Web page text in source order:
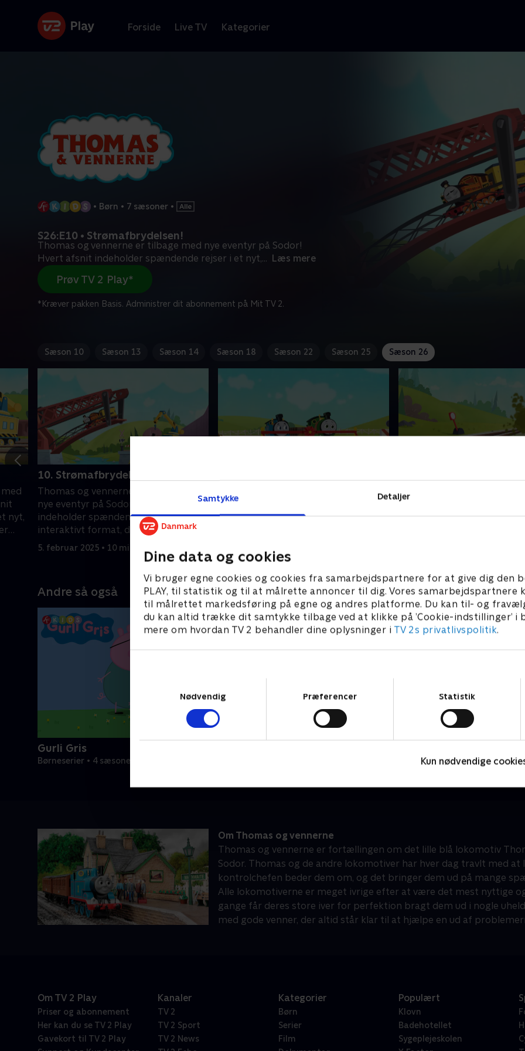
Samtykke Detaljer
Dine data og cookies
Vi bruger egne cookies og cookies fra samarbejdspartnere for at give dig den
PLAY, til statistik og til at målrette annoncer til dig. Vores samarbejdspartnere
til målrettet markedsføring på egne og andres platforme. Du kan til- og
du kan altid trække dit samtykke tilbage ved at klikke på ’Cookie-indstillinger’ i
mere om hvordan TV 2 behandler dine oplysninger i TV 2s privatlivspolitik.
Nødvendig
Præferencer Statistik
Kun nødvendige
Forside Live TV Kategorier
• Børn • 7 sæsoner •
S26:E10 • Strømafbrydelsen!
Thomas og vennerne er tilbage med nye eventyr på Sodor!
Hvert afsnit indeholder spændende rejser i et nyt,... Læs mere
Prøv TV 2 Play*
*Kræver pakken Basis. Administrer dit abonnement på Mit TV 2.
Sæson 10 Sæson 13 Sæson 14 Sæson 18 Sæson 22 Sæson 25 Sæson 26
nyt,
10. Strømafbrydelsen!
Thomas og vennerne er tilbage med
nye eventyr på Sodor! Hvert afsnit
indeholder spændende rejser i et nyt,
interaktivt format, der engagerer
børnene.
5. februar 2025 • 10 min
Thomas og vennerne er tilbage med
nye eventyr på Sodor! Hvert afsnit
indeholder spændende rejser i et nyt,
Thomas og vennerne er
nye eventyr på Sodor! Hvert
Andre så også
Gurli Gris
Børneserier • 4 sæsoner
Om Thomas og vennerne
Thomas og vennerne er fortællingen om det lille blå lokomotiv
Sodor. Thomas og de andre lokomotiver har hver dag travlt med at
kontrolchefen beder dem om, og det bringer dem ud på mange
Alle lokomotiverne er meget ivrige efter at være det mest nyttige
gange får deres store iver for perfektion bragt dem ud i nogle
med gode venner, der altid står klar til at hjælpe en ud af
Om TV 2 Play
Priser og abonnement
Her kan du se TV 2 Play
Gavekort til TV 2 Play
Kanaler
TV 2
TV 2 Sport
TV 2 News
Kategorier
Børn
Serier
Film
Populært
Klovn
Badehotellet
Sygeplejeskolen